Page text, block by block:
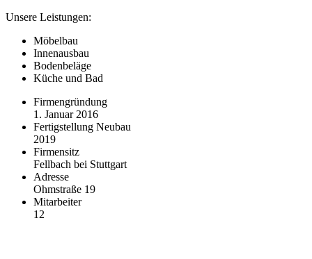
Unsere Leistungen:
Möbelbau
Innenausbau
Bodenbeläge
Küche und Bad
Firmengründung
1. Januar 2016
Fertigstellung Neubau
2019
Firmensitz
Fellbach bei Stuttgart
Adresse
Ohmstraße 19
Mitarbeiter
12